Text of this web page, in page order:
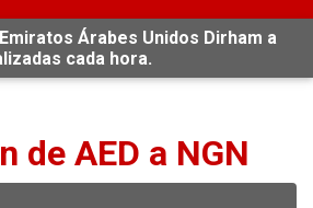
Árabes Unidos Dirham a
cada hora.
de AED a NGN